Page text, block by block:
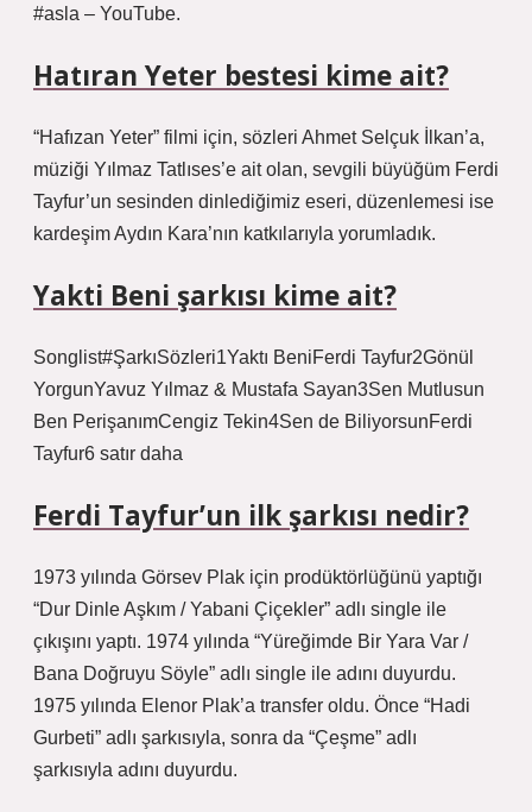
#asla – YouTube.
Hatıran Yeter bestesi kime ait?
“Hafızan Yeter” filmi için, sözleri Ahmet Selçuk İlkan’a,
müziği Yılmaz Tatlıses’e ait olan, sevgili büyüğüm Ferdi
Tayfur’un sesinden dinlediğimiz eseri, düzenlemesi ise
kardeşim Aydın Kara’nın katkılarıyla yorumladık.
Yakti Beni şarkısı kime ait?
Songlist#ŞarkıSözleri1Yaktı BeniFerdi Tayfur2Gönül
YorgunYavuz Yılmaz & Mustafa Sayan3Sen Mutlusun
Ben PerişanımCengiz Tekin4Sen de BiliyorsunFerdi
Tayfur6 satır daha
Ferdi Tayfur’un ilk şarkısı nedir?
1973 yılında Görsev Plak için prodüktörlüğünü yaptığı
“Dur Dinle Aşkım / Yabani Çiçekler” adlı single ile
çıkışını yaptı. 1974 yılında “Yüreğimde Bir Yara Var /
Bana Doğruyu Söyle” adlı single ile adını duyurdu.
1975 yılında Elenor Plak’a transfer oldu. Önce “Hadi
Gurbeti” adlı şarkısıyla, sonra da “Çeşme” adlı
şarkısıyla adını duyurdu.